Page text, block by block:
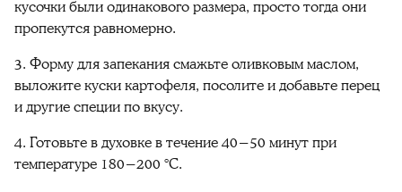
кусочки были одинакового размера, просто тогда они
пропекутся равномерно.
3. Форму для запекания смажьте оливковым маслом,
выложите куски картофеля, посолите и добавьте перец
и другие специи по вкусу.
4. Готовьте в духовке в течение 40−50 минут при
температуре 180−200 °C.